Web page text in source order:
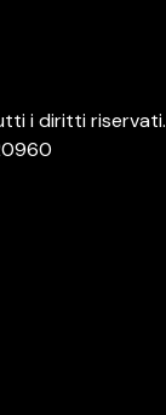
i diritti riservati.